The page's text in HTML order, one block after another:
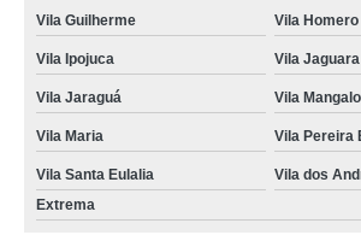
Vila Guilherme Vila Homero
Vila Ipojuca Vila Jaguara
Vila Jaraguá Vila
Vila Maria Vila Pereira
Vila Santa Eulalia
Vila dos
Extrema